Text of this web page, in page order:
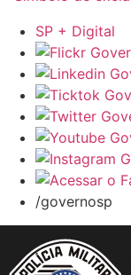
SP + Digital
/governosp